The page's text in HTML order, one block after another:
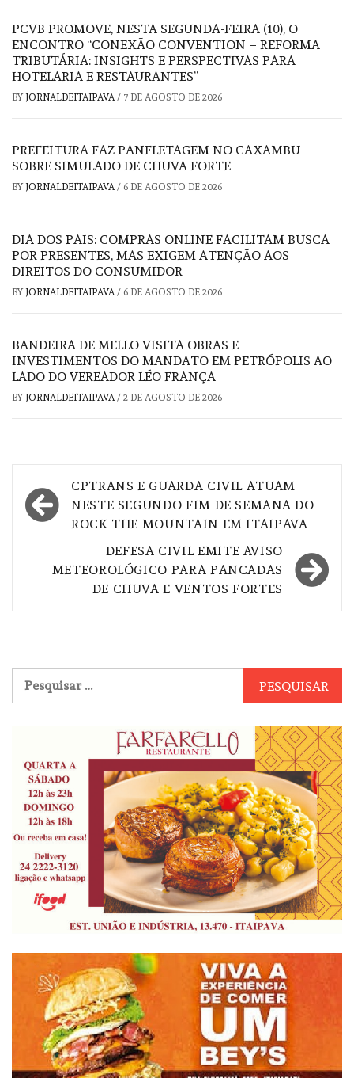
PCVB PROMOVE, NESTA SEGUNDA-FEIRA (10), O
ENCONTRO “CONEXÃO CONVENTION – REFORMA
TRIBUTÁRIA: INSIGHTS E PERSPECTIVAS PARA
HOTELARIA E RESTAURANTES”
BY JORNALDEITAIPAVA/ 7 DE AGOSTO DE 2026
PREFEITURA FAZ PANFLETAGEM NO CAXAMBU
SOBRE SIMULADO DE CHUVA FORTE
BY JORNALDEITAIPAVA/ 6 DE AGOSTO DE 2026
DIA DOS PAIS: COMPRAS ONLINE FACILITAM BUSCA
POR PRESENTES, MAS EXIGEM ATENÇÃO AOS
DIREITOS DO CONSUMIDOR
BY JORNALDEITAIPAVA/ 6 DE AGOSTO DE 2026
BANDEIRA DE MELLO VISITA OBRAS E
INVESTIMENTOS DO MANDATO EM PETRÓPOLIS AO
LADO DO VEREADOR LÉO FRANÇA
BY JORNALDEITAIPAVA/ 2 DE AGOSTO DE 2026
Navegação
de
CPTRANS E GUARDA CIVIL ATUAM
NESTE SEGUNDO FIM DE SEMANA DO
ROCK THE MOUNTAIN EM ITAIPAVA
DEFESA CIVIL EMITE AVISO
METEOROLÓGICO PARA PANCADAS
DE CHUVA E VENTOS FORTES